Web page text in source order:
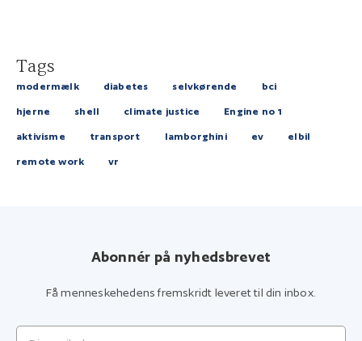
Tags
modermælk diabetes selvkørende bci
hjerne shell climate justice Engine no 1
aktivisme transport lamborghini ev elbil
remote work vr
Abonnér på nyhedsbrevet
Få menneskehedens fremskridt leveret til din inbox.
Din mailadresse